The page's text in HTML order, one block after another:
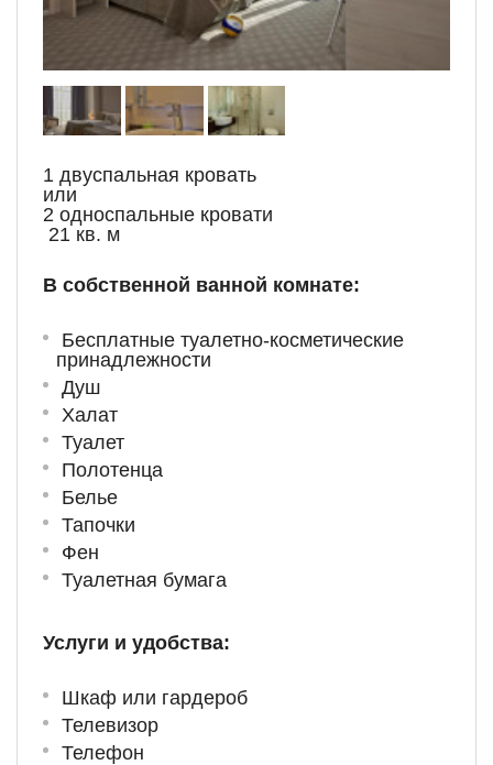
1 двуспальная кровать
или
2 односпальные кровати
21 кв. м
В собственной ванной комнате:
Бесплатные туалетно-косметические
принадлежности
Душ
Халат
Туалет
Полотенца
Белье
Тапочки
Фен
Туалетная бумага
Услуги и удобства: ​
Шкаф или гардероб
Телевизор
Телефон